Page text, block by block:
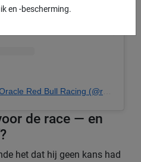
de race — en
het dat hij geen kans had
en -bescherming.